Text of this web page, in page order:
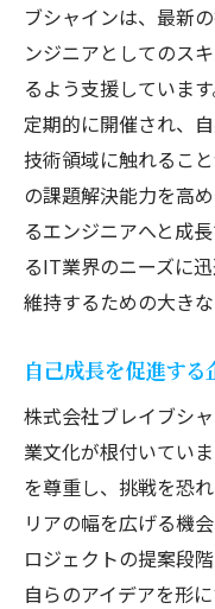
ブシャインは、最新
ンジニアとしてのス
るよう支援していま
定期的に開催され、
技術領域に触れるこ
の課題解決能力を高
るエンジニアへと成
るIT業界のニーズに
維持するための大き
自己成長を促進する
株式会社ブレイブシ
業文化が根付いてい
を尊重し、挑戦を恐
リアの幅を広げる機
ロジェクトの提案段
自らのアイデアを形